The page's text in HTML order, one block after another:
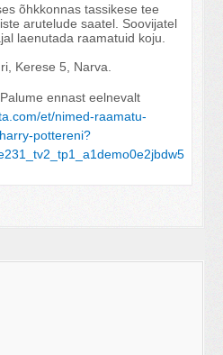
õhkkonnas tassikese tee
arutelude saatel. Soovijatel
laenutada raamatuid koju.
Kerese 5, Narva.
ennast eelnevalt
et/nimed-raamatu-
pottereni?